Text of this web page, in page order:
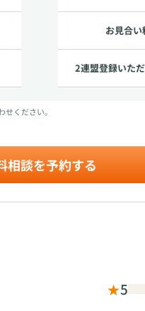
お見合い
2連盟登録いただ
ください。
相談を予約する
★5